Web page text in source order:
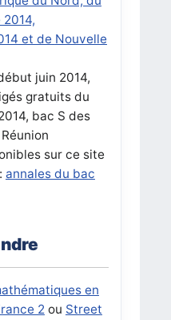
et de Nouvelle
juin 2014,
gratuits du
bac S des
sur ce site
annales du bac
en
2ou Street